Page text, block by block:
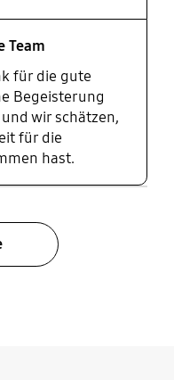
150GB). Mit
Limit angekommen.
Team
für die gute
Begeisterung
wir schätzen,
für die
hast.